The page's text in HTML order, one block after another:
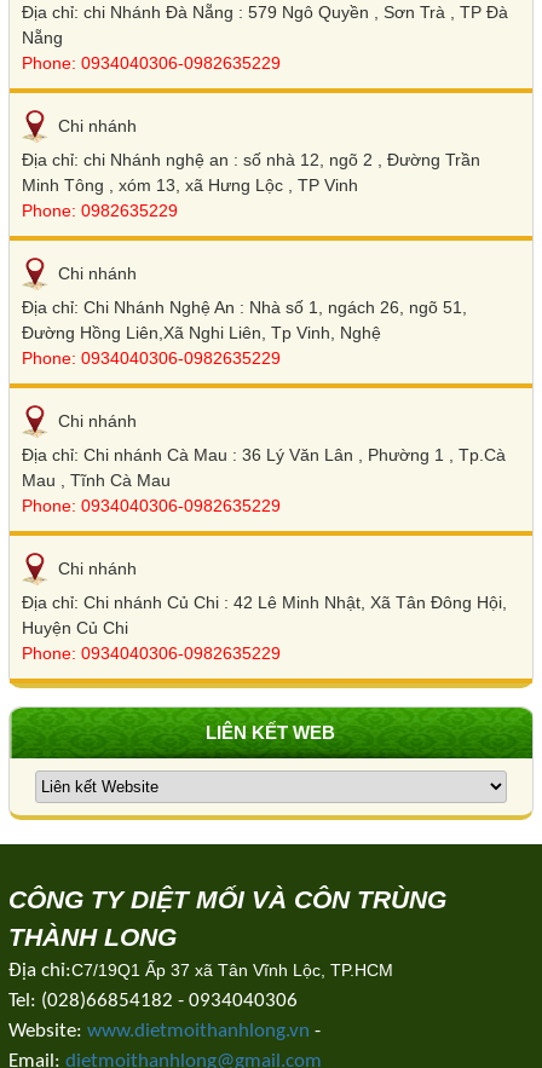
Địa chỉ: chi Nhánh Đà Nẵng : 579 Ngô Quyền , Sơn Trà , TP Đà
Nẵng
Phone: 0934040306-0982635229
Chi nhánh
Địa chỉ: chi Nhánh nghệ an : số nhà 12, ngõ 2 , Đường Trần
Minh Tông , xóm 13, xã Hưng Lộc , TP Vinh
Phone: 0982635229
Chi nhánh
Địa chỉ: Chi Nhánh Nghệ An : Nhà số 1, ngách 26, ngõ 51,
Đường Hồng Liên,Xã Nghi Liên, Tp Vinh, Nghệ
Phone: 0934040306-0982635229
Chi nhánh
Địa chỉ: Chi nhánh Cà Mau : 36 Lý Văn Lân , Phường 1 , Tp.Cà
Mau , Tĩnh Cà Mau
Phone: 0934040306-0982635229
Chi nhánh
Địa chỉ: Chi nhánh Củ Chi : 42 Lê Minh Nhật, Xã Tân Đông Hội,
Huyện Củ Chi
Phone: 0934040306-0982635229
LIÊN KẾT WEB
CÔNG TY DIỆT MỐI VÀ CÔN TRÙNG
THÀNH LONG
Địa chỉ:C7/19Q1 Ấp 37 xã Tân Vĩnh Lộc, TP.HCM
Tel: (028)66854182 - 0934040306
Website: www.dietmoithanhlong.vn -
Email: dietmoithanhlong@gmail.com